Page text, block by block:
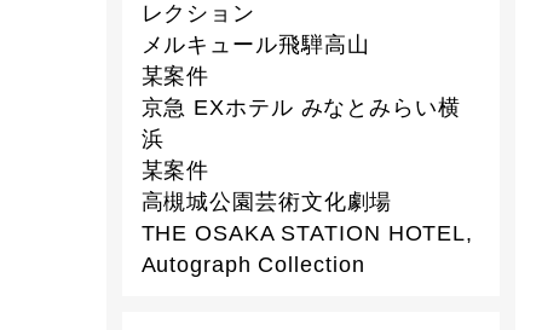
レクション
メルキュール飛騨高山
某案件
京急 EXホテル みなとみらい横
浜
某案件
高槻城公園芸術文化劇場
THE OSAKA STATION HOTEL,
Autograph Collection